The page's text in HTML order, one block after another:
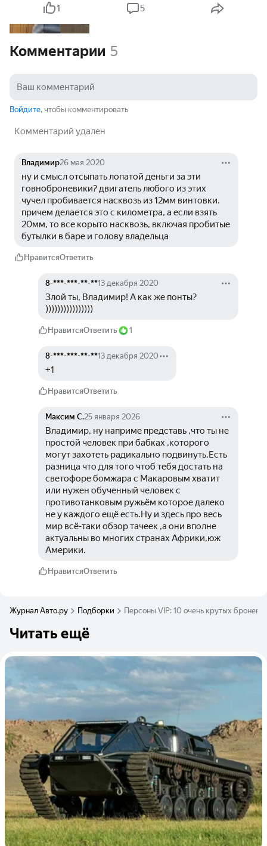
1 5
Комментарии 5
Войдите, чтобы комментировать
Комментарий удален
Владимир26 мая 2020
ну и смысл отсыпать лопатой деньги за эти
говноброневики? двигатель любого из этих
чучел пробивается насквозь из 12мм винтовки.
причем делается это с километра, а если взять
20мм, то все корыто насквозь, включая пробитые
бутылки в баре и голову владельца
НравитсяОтветить
8-***-***-**-**13 декабря 2020
Злой ты, Владимир! А как же понты?
))))))))))))))))
НравитсяОтветить 1
8-***-***-**-**13 декабря 2020
+1
НравитсяОтветить
Максим С.25 января 2026
Владимир, ну наприме представь ,что ты не
простой человек при бабках ,которого
могут захотеть радикально подвинуть.Есть
разница что для того чтоб тебя достать на
светофоре бомжара с Макаровым хватит
или нужен обученный человек с
противотанковым ружьём которое далеко
не у каждого ещё есть.Ну и здесь про весь
мир всё-таки обзор тачеек ,а они вполне
актуальны во многих странах Африки,юж
Америки.
НравитсяОтветить
Журнал Авто.ру Подборки Персоны VIP: 10 очень крутых
Читать ещё